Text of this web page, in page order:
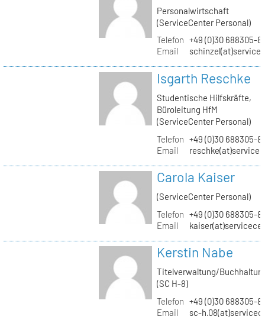
Personalwirtschaft
(ServiceCenter Personal)
Telefon +49 (0)30 688305-
Email
Isgarth Reschke
Studentische Hilfskräfte,
Büroleitung HfM
(ServiceCenter Personal)
Telefon +49 (0)30 688305-
Email
Carola Kaiser
(ServiceCenter Personal)
Telefon +49 (0)30 688305-
Email
Kerstin Nabe
Titelverwaltung/
(SC H-8)
Telefon +49 (0)30 688305-
Email
sc-